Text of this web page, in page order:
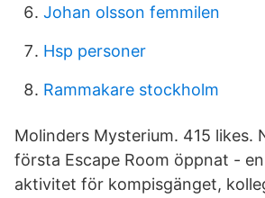
Johan olsson femmilen
Hsp personer
Rammakare stockholm
Molinders Mysterium. 415 likes.
första Escape Room öppnat -
aktivitet för kompisgänget,